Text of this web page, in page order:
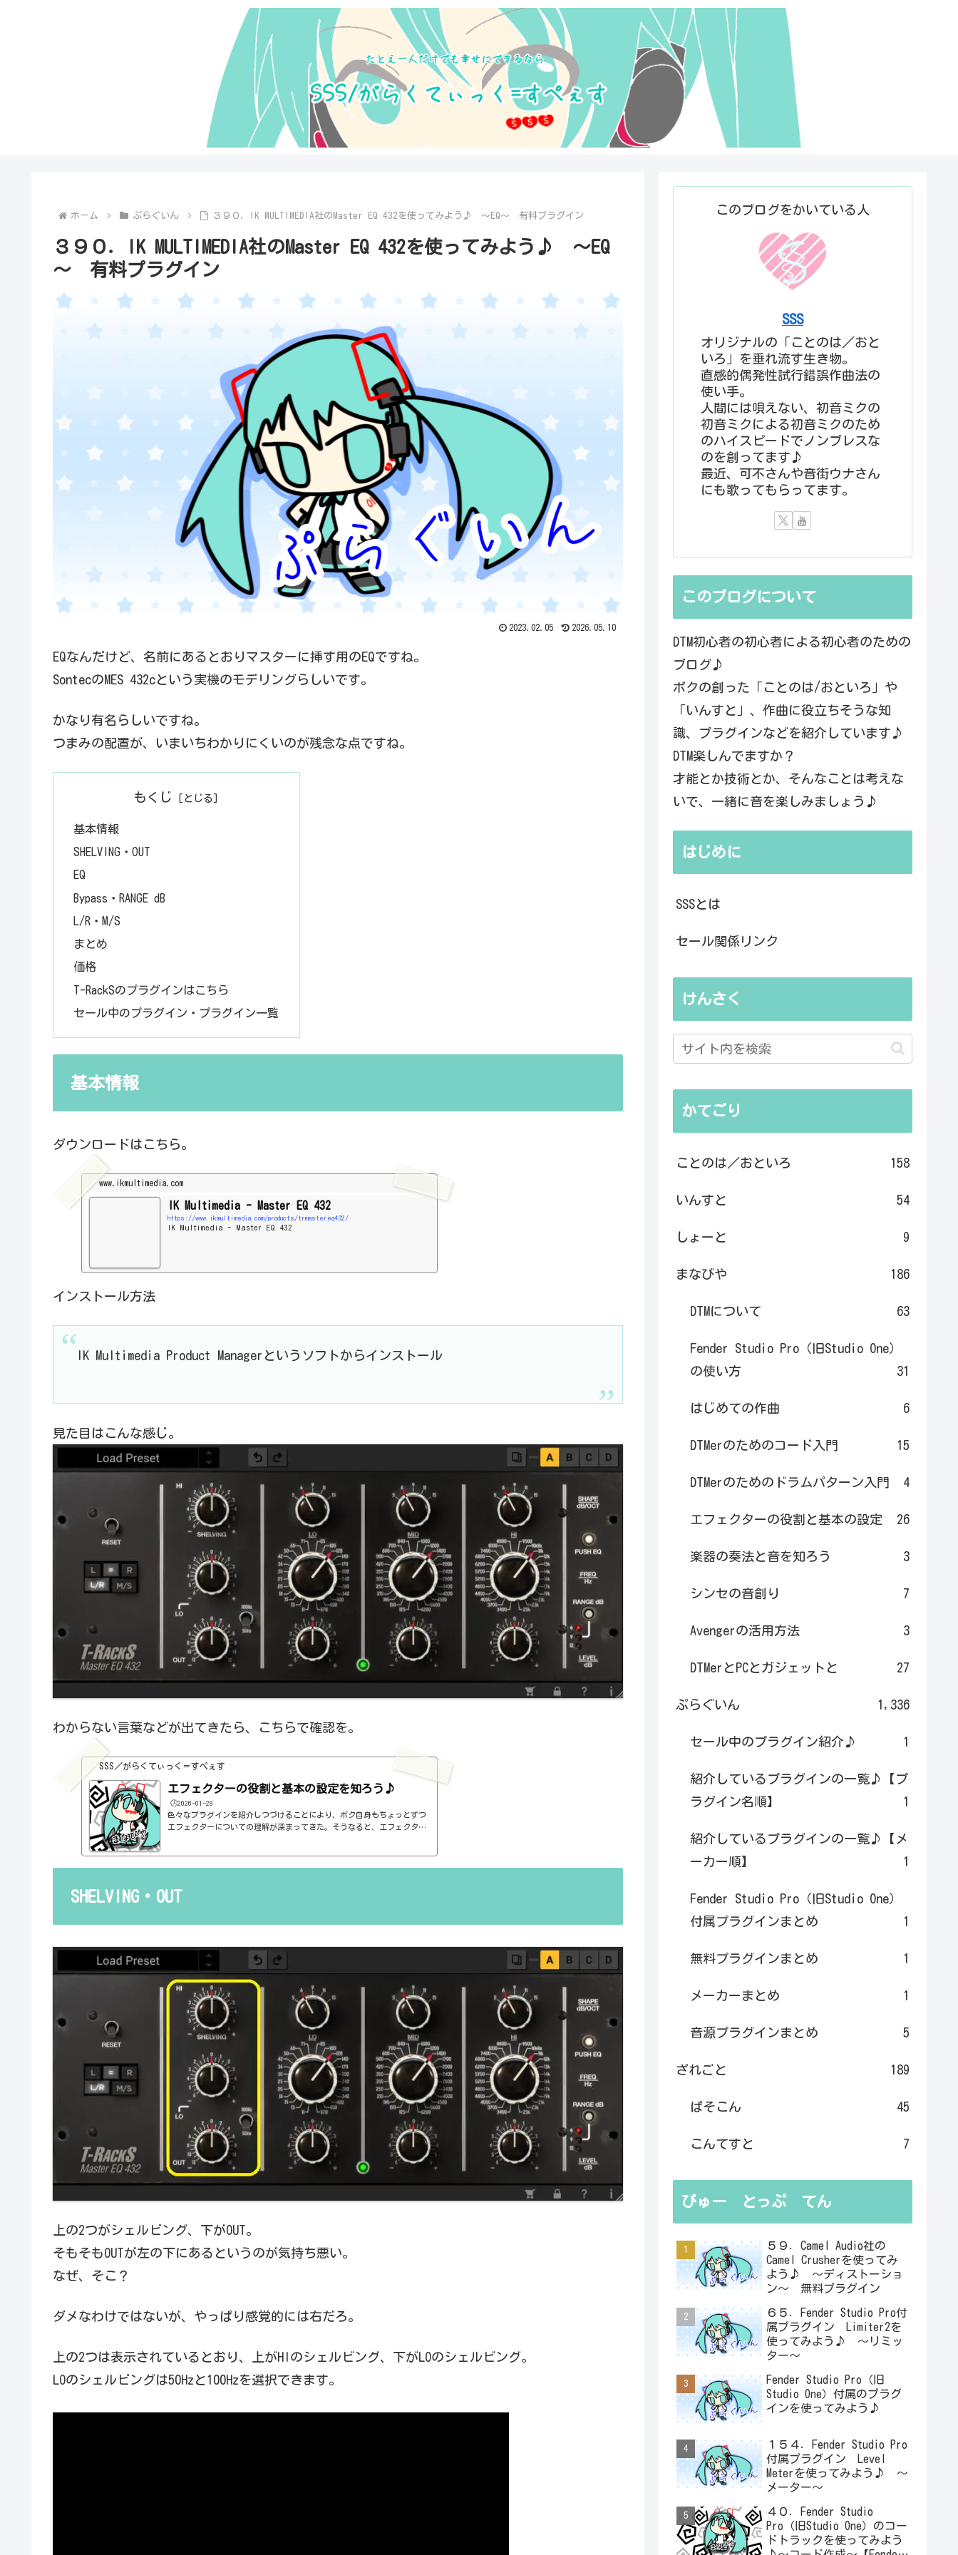
ホーム ぷらぐいん ３９０．IK MULTIMEDIA社のMaster EQ 432を使ってみよう♪ ～EQ～ 有料プラグイン
３９０．IK MULTIMEDIA社のMaster EQ 432を使ってみよう♪ ～EQ
～ 有料プラグイン
2023.02.05 2026.05.10
EQなんだけど、名前にあるとおりマスターに挿す用のEQですね。
SontecのMES 432cという実機のモデリングらしいです。
かなり有名らしいですね。
つまみの配置が、いまいちわかりにくいのが残念な点ですね。
もくじ
基本情報
SHELVING・OUT
EQ
Bypass・RANGE dB
L/R・M/S
まとめ
価格
T-RackSのプラグインはこちら
セール中のプラグイン・プラグイン一覧
基本情報
ダウンロードはこちら。
www.ikmultimedia.com
IK Multimedia - Master EQ 432
https://www.ikmultimedia.com/products/trmastereq432/
IK Multimedia - Master EQ 432
インストール方法
IK Multimedia Product Managerというソフトからインストール
見た目はこんな感じ。
わからない言葉などが出てきたら、こちらで確認を。
SSS／がらくてぃっく＝すぺぇす
エフェクターの役割と基本の設定を知ろう♪
🕒️2026-01-28
色々なプラグインを紹介しつづけることにより、ボク自身もちょっとずつ
エフェクターについての理解が深まってきた。そうなると、エフェクター
説明を毎回書くのも、それはそれで面倒くさい、・・・情報過多で、見に
くいですよね。ということで、基本的な...
SHELVING・OUT
上の2つがシェルビング、下がOUT。
そもそもOUTが左の下にあるというのが気持ち悪い。
なぜ、そこ？
ダメなわけではないが、やっぱり感覚的には右だろ。
上の2つは表示されているとおり、上がHIのシェルビング、下がLOのシェルビング。
LOのシェルビングは50Hzと100Hzを選択できます。
このブログをかいている人
SSS
オリジナルの「ことのは／おと
いろ」を垂れ流す生き物。
直感的偶発性試行錯誤作曲法の
使い手。
人間には唄えない、初音ミクの
初音ミクによる初音ミクのため
のハイスピードでノンブレスな
のを創ってます♪
最近、可不さんや音街ウナさん
にも歌ってもらってます。
このブログについて
DTM初心者の初心者による初心者のための
ブログ♪
ボクの創った「ことのは/おといろ」や
「いんすと」、作曲に役立ちそうな知
識、プラグインなどを紹介しています♪
DTM楽しんでますか？
才能とか技術とか、そんなことは考えな
いで、一緒に音を楽しみましょう♪
はじめに
SSSとは
セール関係リンク
けんさく
かてごり
ことのは／おといろ 158
いんすと 54
しょーと 9
まなびや 186
DTMについて 63
Fender Studio Pro（旧Studio One）
の使い方
31
はじめての作曲 6
DTMerのためのコード入門 15
DTMerのためのドラムパターン入門 4
エフェクターの役割と基本の設定 26
楽器の奏法と音を知ろう 3
シンセの音創り 7
Avengerの活用方法 3
DTMerとPCとガジェットと 27
ぷらぐいん 1,336
セール中のプラグイン紹介♪ 1
紹介しているプラグインの一覧♪【プ
ラグイン名順】
1
紹介しているプラグインの一覧♪【メ
ーカー順】
1
Fender Studio Pro（旧Studio One）
付属プラグインまとめ
1
無料プラグインまとめ 1
メーカーまとめ 1
音源プラグインまとめ 5
ざれごと 189
ぱそこん 45
こんてすと 7
びゅー とっぷ てん
５９．Camel Audio社の
Camel Crusherを使ってみ
よう♪ ～ディストーショ
ン～ 無料プラグイン
６５．Fender Studio Pro付
属プラグイン Limiter2を
使ってみよう♪ ～リミッ
ター～
Fender Studio Pro（旧
Studio One）付属のプラグ
インを使ってみよう♪
１５４．Fender Studio Pro
付属プラグイン Level
Meterを使ってみよう♪ ～
メーター～
４０．Fender Studio
Pro（旧Studio One）のコー
ドトラックを使ってみよう